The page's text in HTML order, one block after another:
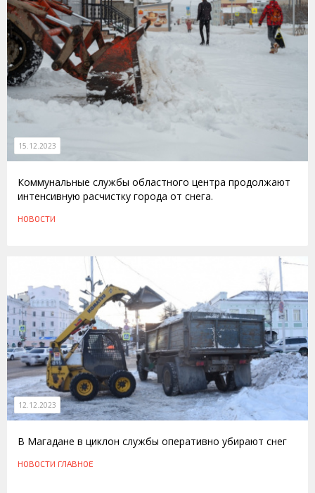
15.12.2023
Коммунальные службы областного центра продолжают
интенсивную расчистку города от снега.
НОВОСТИ
12.12.2023
В Магадане в циклон службы оперативно убирают снег
НОВОСТИ ГЛАВНОЕ